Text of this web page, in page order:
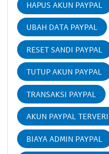
HAPUS AKUN PAYPAL
UBAH DATA PAYPAL
RESET SANDI PAYPAL
TUTUP AKUN PAYPAL
TRANSAKSI PAYPAL
AKUN PAYPAL
BIAYA ADMIN PAYPAL